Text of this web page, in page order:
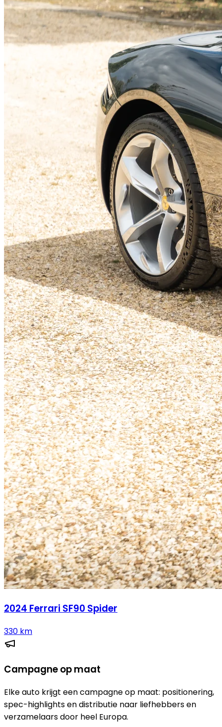
2024FerrariSF90 Spider
330 km
Campagne op maat
Elke auto krijgt een campagne op maat: positionering,
spec-highlights en distributie naar liefhebbers en
verzamelaars door heel Europa.